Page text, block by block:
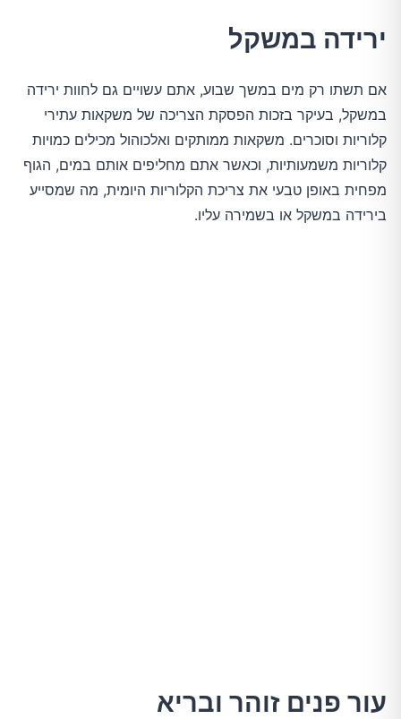
ירידה במשקל
אם תשתו רק מים במשך שבוע, אתם עשויים גם לחוות ירידה
במשקל, בעיקר בזכות הפסקת הצריכה של משקאות עתירי
קלוריות וסוכרים. משקאות ממותקים ואלכוהול מכילים כמויות
קלוריות משמעותיות, וכאשר אתם מחליפים אותם במים, הגוף
מפחית באופן טבעי את צריכת הקלוריות היומית, מה שמסייע
בירידה במשקל או בשמירה עליו.
עור פנים זוהר ובריא